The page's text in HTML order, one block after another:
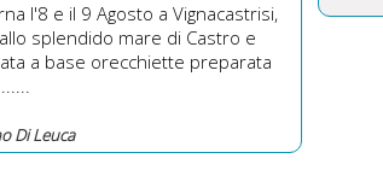
l'8 e il 9 Agosto a Vignacastrisi,
splendido mare di Castro e
a base orecchiette preparata
Di Leuca